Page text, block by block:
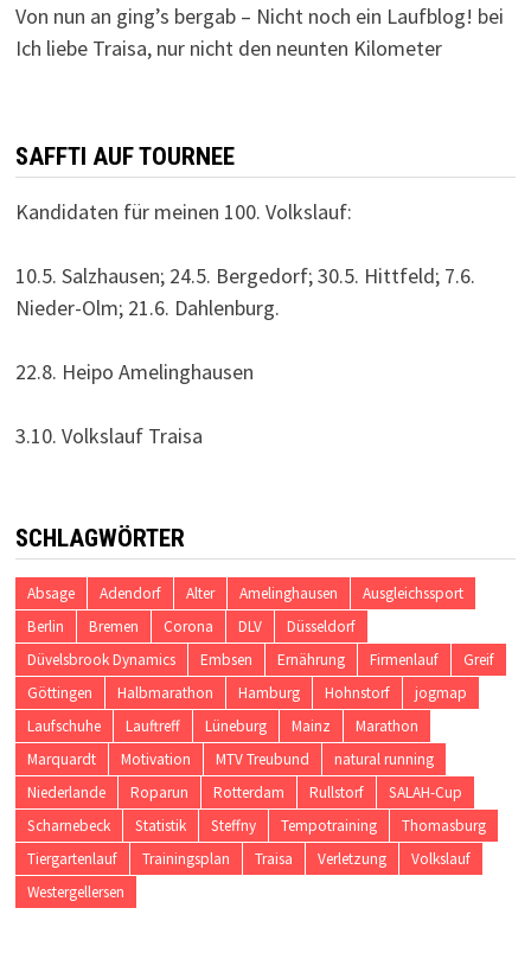
Von nun an ging’s bergab – Nicht noch ein Laufblog! bei
Ich liebe Traisa, nur nicht den neunten Kilometer
SAFFTI AUF TOURNEE
Kandidaten für meinen 100. Volkslauf:
10.5. Salzhausen; 24.5. Bergedorf; 30.5. Hittfeld; 7.6.
Nieder-Olm; 21.6. Dahlenburg.
22.8. Heipo Amelinghausen
3.10. Volkslauf Traisa
SCHLAGWÖRTER
Absage Adendorf Alter Amelinghausen
Ausgleichssport
Berlin
Bremen Corona DLV
Düsseldorf
Düvelsbrook Dynamics
Embsen Ernährung Firmenlauf
Greif
Göttingen
Halbmarathon Hamburg Hohnstorf
jogmap
Laufschuhe
Lauftreff Lüneburg Mainz
Marathon
Marquardt
Motivation MTV Treubund
natural running
Niederlande
Roparun Rotterdam Rullstorf
SALAH-Cup
Scharnebeck
Statistik Steffny Tempotraining
Thomasburg
Tiergartenlauf
Trainingsplan Traisa Verletzung
Volkslauf
Westergellersen